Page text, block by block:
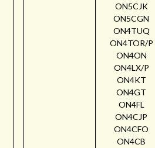
ON5CJK
ON5CGN
ON4TUQ
ON4TOR/P
ON4ON
ON4LX/P
ON4KT
ON4GT
ON4FL
ON4CJP
ON4CFO
ON4CB